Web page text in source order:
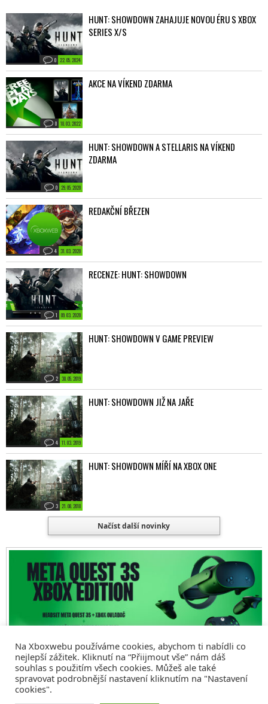
22. 05. 2024
0
HUNT: SHOWDOWN ZAHAJUJE NOVOU ÉRU S XBOX
SERIES X/S
18. 03. 2022
0
AKCE NA VÍKEND ZDARMA
29. 05. 2020
0
HUNT: SHOWDOWN A STELLARIS NA VÍKEND
ZDARMA
31. 03. 2020
4
REDAKČNÍ BŘEZEN
09. 03. 2020
1
RECENZE: HUNT: SHOWDOWN
30. 05. 2019
2
HUNT: SHOWDOWN V GAME PREVIEW
11. 03. 2019
4
HUNT: SHOWDOWN JIŽ NA JAŘE
21. 08. 2018
3
HUNT: SHOWDOWN MÍŘÍ NA XBOX ONE
Načíst další novinky
Na Xboxwebu používáme cookies, abychom ti nabídli co
nejlepší zážitek. Kliknutí na “Přiijmout vše” nám dáš
souhlas s použitím všech cookies. Můžeš ale také
spravovat podrobnější nastavení kliknutím na "Nastavení
cookies".